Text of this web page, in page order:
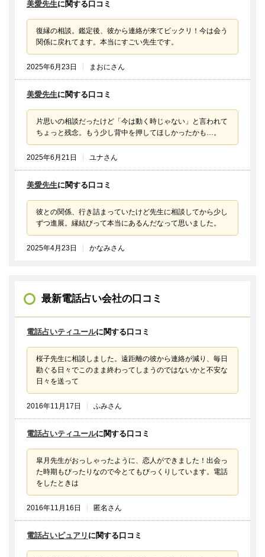
美愛先生に関する口コミ
復縁の相談。鑑定後、彼から連絡が来てビックリ！今は会う
関係に戻れてます。本当にすごい先生です。
2025年6月23日 まおにさん
美愛先生に関する口コミ
片思いの相談だったけど「今は動く時じゃない」と言われて
ちょっと残念。もう少し背中を押してほしかったかも…。
2025年6月21日 ユナさん
美愛先生に関する口コミ
彼との関係、行き詰まっていたけど先生に相談してから少し
ずつ進展。縁結びって本当にあるんだなって思いました。
2025年4月23日 かなみさん
最新電話占い会社の口コミ
電話占いティユールに関する口コミ
桜子先生に相談しました。遠距離の彼から連絡が減り、毎日
勘ぐる日々でこのまま終わってしまうのではないかと不安な
日々を送って
2016年11月17日 ふみさん
電話占いティユールに関する口コミ
皐月先生がおっしゃったように、恋人ができました！出会っ
た時期もぴったりなので今とてもびっくりしています。電話
をしたときは
2016年11月16日 匿名さん
電話占いピュアリ に関する口コミ